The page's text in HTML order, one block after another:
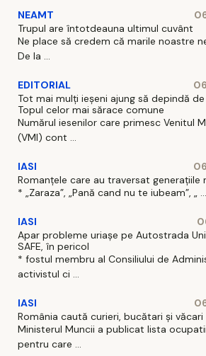
NEAMT
Trupul are întotdeauna ultimul cuvânt
Ne place să credem că marile noastre
De la ...
EDITORIAL
Tot mai mulți ieșeni ajung să depindă
Topul celor mai sărace comune
Numărul iesenilor care primesc Venitul
(VMI) cont ...
IASI
Romanțele care au traversat generațiile
* „Zaraza”, „Pană cand nu te iubeam”, „ ...
IASI
Apar probleme uriașe pe Autostrada
SAFE, în pericol
* fostul membru al Consiliului de
activistul ci ...
IASI
România caută curieri, bucătari și văcari
Ministerul Muncii a publicat lista
pentru care ...